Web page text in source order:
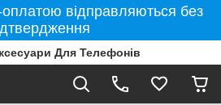
відправляються без
Для Телефонів